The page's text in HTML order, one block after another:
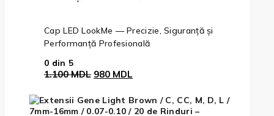
Cap LED LookMe — Precizie, Siguranță și
Performanță Profesională
0 din 5
1.100MDL Prețul
a
fost:
980 MDL
este:
980 MDL.